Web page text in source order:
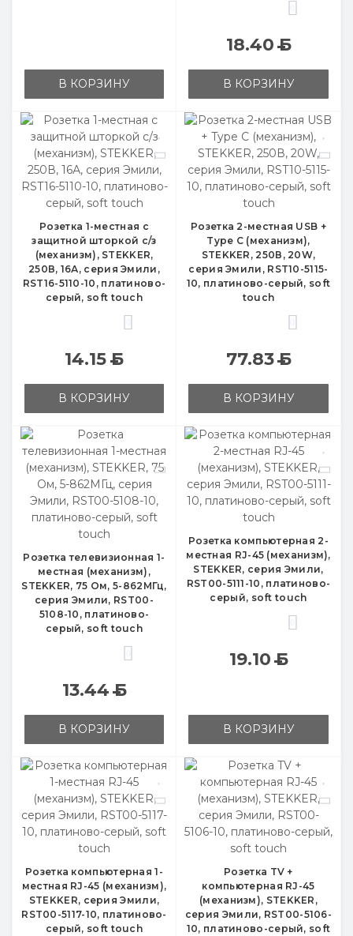
В КОРЗИНУ
18.40Б
В КОРЗИНУ
Розетка 1-местная с
защитной шторкой с/з
(механизм), STEKKER,
250В, 16А, серия Эмили,
RST16-5110-10, платиново-
серый, soft touch
14.15Б
В КОРЗИНУ
Розетка 2-местная USB +
Type C (механизм),
STEKKER, 250В, 20W,
серия Эмили, RST10-5115-
10, платиново-серый, soft
touch
77.83Б
В КОРЗИНУ
Розетка телевизионная 1-
местная (механизм),
STEKKER, 75 Ом, 5-862МГц,
серия Эмили, RST00-
5108-10, платиново-
серый, soft touch
13.44Б
В КОРЗИНУ
Розетка компьютерная 2-
местная RJ-45 (механизм),
STEKKER, серия Эмили,
RST00-5111-10, платиново-
серый, soft touch
19.10Б
В КОРЗИНУ
Розетка компьютерная 1-
местная RJ-45 (механизм),
STEKKER, серия Эмили,
RST00-5117-10, платиново-
серый, soft touch
Розетка TV +
компьютерная RJ-45
(механизм), STEKKER,
серия Эмили, RST00-5106-
10, платиново-серый, soft